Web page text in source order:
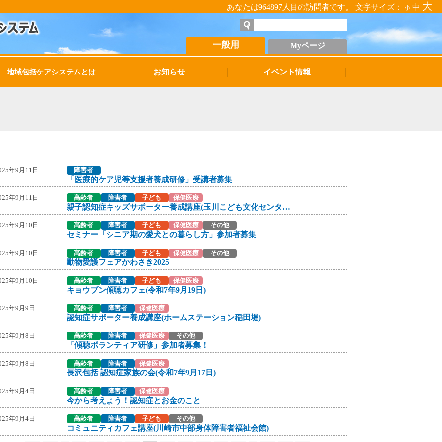
あなたは964897人目の訪問者です。 文字サイズ： 小 中 大
一般用 Myページ
地域包括ケアシステムとは お知らせ イベント情報
年9月11日 障害者
「医療的ケア児等支援者養成研修」受講者募集
年9月11日 高齢者 障害者 子ども 保健医療
親子認知症キッズサポーター養成講座(玉川こども文化センター)
年9月10日 高齢者 障害者 子ども 保健医療 その他
セミナー「シニア期の愛犬との暮らし方」参加者募集
年9月10日 高齢者 障害者 子ども 保健医療 その他
動物愛護フェアかわさき2025
年9月10日 高齢者 障害者 子ども 保健医療
キョウブン傾聴カフェ(令和7年9月19日)
年9月9日 高齢者 障害者 保健医療
認知症サポーター養成講座(ホームステーション稲田堤)
年9月8日 高齢者 障害者 保健医療 その他
「傾聴ボランティア研修」参加者募集！
年9月8日 高齢者 障害者 保健医療
長沢包括 認知症家族の会(令和7年9月17日)
年9月4日 高齢者 障害者 保健医療
今から考えよう！認知症とお金のこと
年9月4日 高齢者 障害者 子ども その他
コミュニティカフェ講座(川崎市中部身体障害者福祉会館)